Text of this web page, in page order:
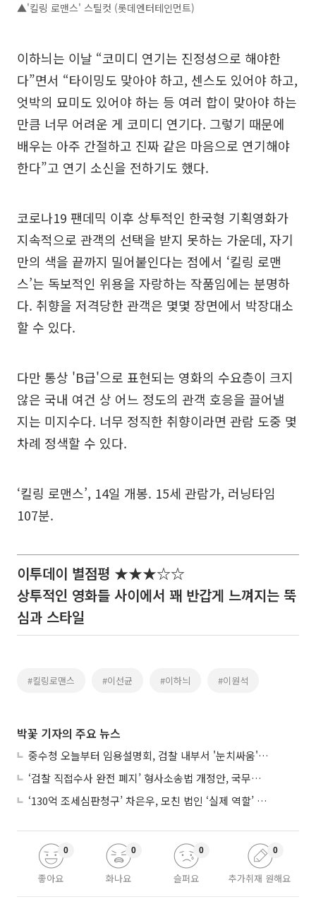
▲'킬링 로맨스' 스틸컷 (롯데엔터테인먼트)
이하늬는 이날 “코미디 연기는 진정성으로 해야한
다”면서 “타이밍도 맞아야 하고, 센스도 있어야 하고,
엇박의 묘미도 있어야 하는 등 여러 합이 맞아야 하는
만큼 너무 어려운 게 코미디 연기다. 그렇기 때문에
배우는 아주 간절하고 진짜 같은 마음으로 연기해야
한다”고 연기 소신을 전하기도 했다.
코로나19 팬데믹 이후 상투적인 한국형 기획영화가
지속적으로 관객의 선택을 받지 못하는 가운데, 자기
만의 색을 끝까지 밀어붙인다는 점에서 ‘킬링 로맨
스’는 독보적인 위용을 자랑하는 작품임에는 분명하
다. 취향을 저격당한 관객은 몇몇 장면에서 박장대소
할 수 있다.
다만 통상 'B급'으로 표현되는 영화의 수요층이 크지
않은 국내 여건 상 어느 정도의 관객 호응을 끌어낼
지는 미지수다. 너무 정직한 취향이라면 관람 도중 몇
차례 정색할 수 있다.
‘킬링 로맨스’, 14일 개봉. 15세 관람가, 러닝타임
107분.
이투데이 별점평 ★★★☆☆
상투적인 영화들 사이에서 꽤 반갑게 느껴지는 뚝
심과 스타일
#킬링로맨스 #이선균 #이하늬 #이원석
박꽃 기자의 주요 뉴스
중수청 오늘부터 임용설명회, 검찰 내부서 '눈치싸움' 기류변화도
‘검찰 직접수사 완전 폐지’ 형사소송법 개정안, 국무회의 통과
‘130억 조세심판청구’ 차은우, 모친 법인 ‘실제 역할’ 다툴 듯
좋아요
0
화나요
0
슬퍼요
0
추가취재 원해요
0